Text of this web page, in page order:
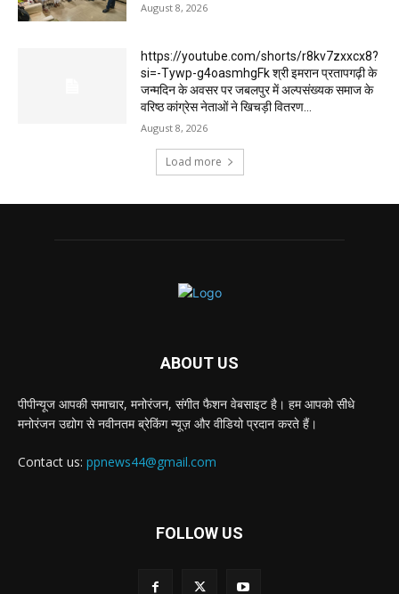
August 8, 2026
https://youtube.com/shorts/r8kv7zxxcx8?
si=-Tywp-g4oasmhgFk श्री इमरान प्रतापगढ़ी के
जन्मदिन के अवसर पर जबलपुर में अल्पसंख्यक समाज के
वरिष्ठ कांग्रेस नेताओं ने खिचड़ी वितरण...
August 8, 2026
Load more
ABOUT US
पीपीन्यूज आपकी समाचार, मनोरंजन, संगीत फैशन वेबसाइट है। हम आपको सीधे
मनोरंजन उद्योग से नवीनतम ब्रेकिंग न्यूज़ और वीडियो प्रदान करते हैं।
Contact us: ppnews44@gmail.com
FOLLOW US